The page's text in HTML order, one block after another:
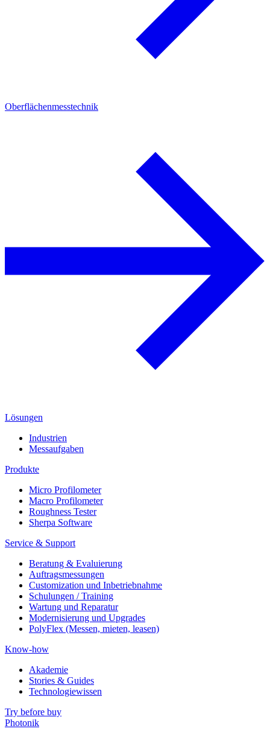
Oberflächenmesstechnik
Lösungen
Industrien
Messaufgaben
Produkte
Micro Profilometer
Macro Profilometer
Roughness Tester
Sherpa Software
Service & Support
Beratung & Evaluierung
Auftragsmessungen
Customization und Inbetriebnahme
Schulungen / Training
Wartung und Reparatur
Modernisierung und Upgrades
PolyFlex (Messen, mieten, leasen)
Know-how
Akademie
Stories & Guides
Technologiewissen
Try before buy
Photonik